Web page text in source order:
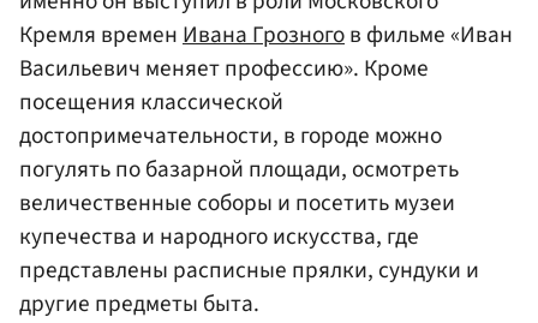
Кремля временИвана Грозногов фильме «Иван
Васильевич меняет профессию». Кроме
посещения классической
достопримечательности, в городе можно
погулять по базарной площади, осмотреть
величественные соборы и посетить музеи
купечества и народного искусства, где
представлены расписные прялки, сундуки и
другие предметы быта.